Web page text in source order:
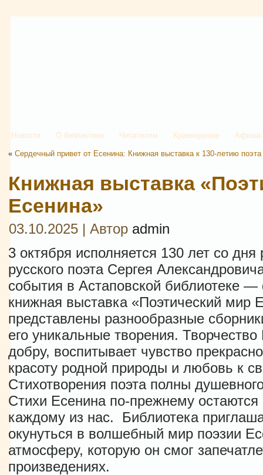
Новости О библиотеке Читателям Краеведение Афиша
« Сердечный привет от Есенина: Книжная выставка к 130-летию поэта
Книжная выставка
Есенина»
03.10.2025 | Автор admin
3 октября исполняется 130 лет со
русского поэта Сергея
события в Астаповской библиотеке
книжная выставка «Поэтический мир
представлены разнообразные
его уникальные творения.
добру, воспитывает чувство
красоту родной природы и любовь к
Стихотворения поэта полны
Стихи Есенина по-прежнему
каждому из нас. Библиотека
окунуться в волшебный мир поэзии
атмосферу, которую он смог
произведениях.